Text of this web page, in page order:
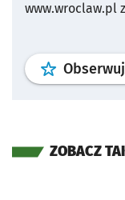
www.wroclaw.pl
Obserwuj
ZOBACZ